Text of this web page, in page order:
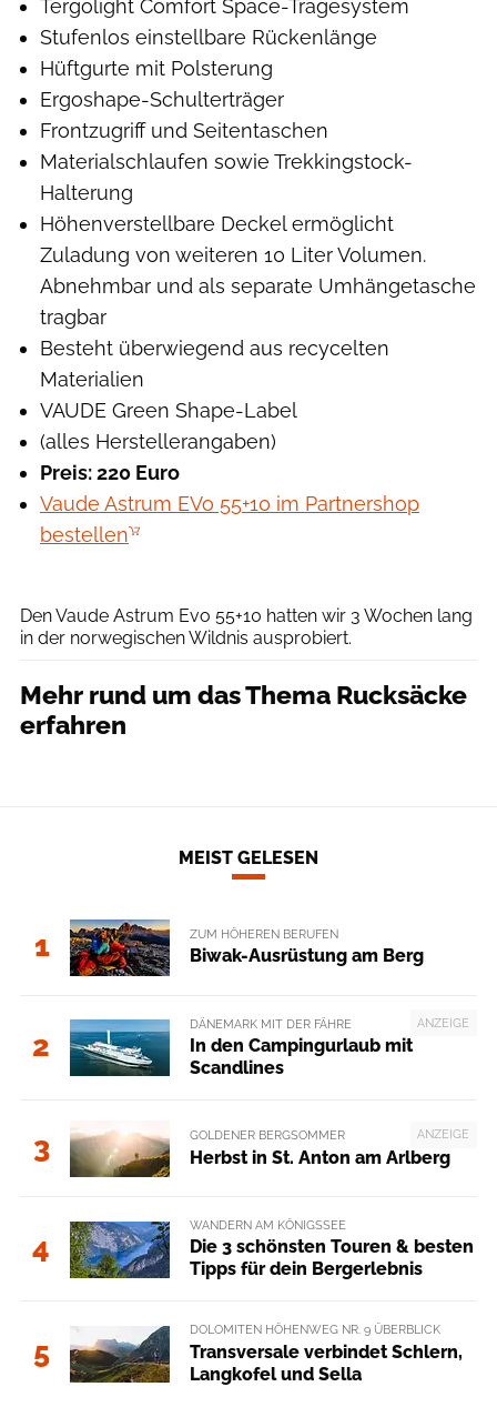
Tergolight Comfort Space-Tragesystem
Stufenlos einstellbare Rückenlänge
Hüftgurte mit Polsterung
Ergoshape-Schulterträger
Frontzugriff und Seitentaschen
Materialschlaufen sowie Trekkingstock-
Halterung
Höhenverstellbare Deckel ermöglicht
Zuladung von weiteren 10 Liter Volumen.
Abnehmbar und als separate Umhängetasche
tragbar
Besteht überwiegend aus recycelten
Materialien
VAUDE Green Shape-Label
(alles Herstellerangaben)
Preis: 220 Euro
Vaude Astrum EVo 55+10 im Partnershop
bestellen
Den Vaude Astrum Evo 55+10 hatten wir 3 Wochen lang
in der norwegischen Wildnis ausprobiert.
Mehr rund um das Thema Rucksäcke
erfahren
MEIST GELESEN
1 ZUM HÖHEREN BERUFEN
Biwak-Ausrüstung am Berg
2
ANZEIGE
DÄNEMARK MIT DER FÄHRE
In den Campingurlaub mit
Scandlines
3 ANZEIGE
GOLDENER BERGSOMMER
Herbst in St. Anton am Arlberg
4
WANDERN AM KÖNIGSSEE
Die 3 schönsten Touren & besten
Tipps für dein Bergerlebnis
5
DOLOMITEN HÖHENWEG NR. 9 ÜBERBLICK
Transversale verbindet Schlern,
Langkofel und Sella